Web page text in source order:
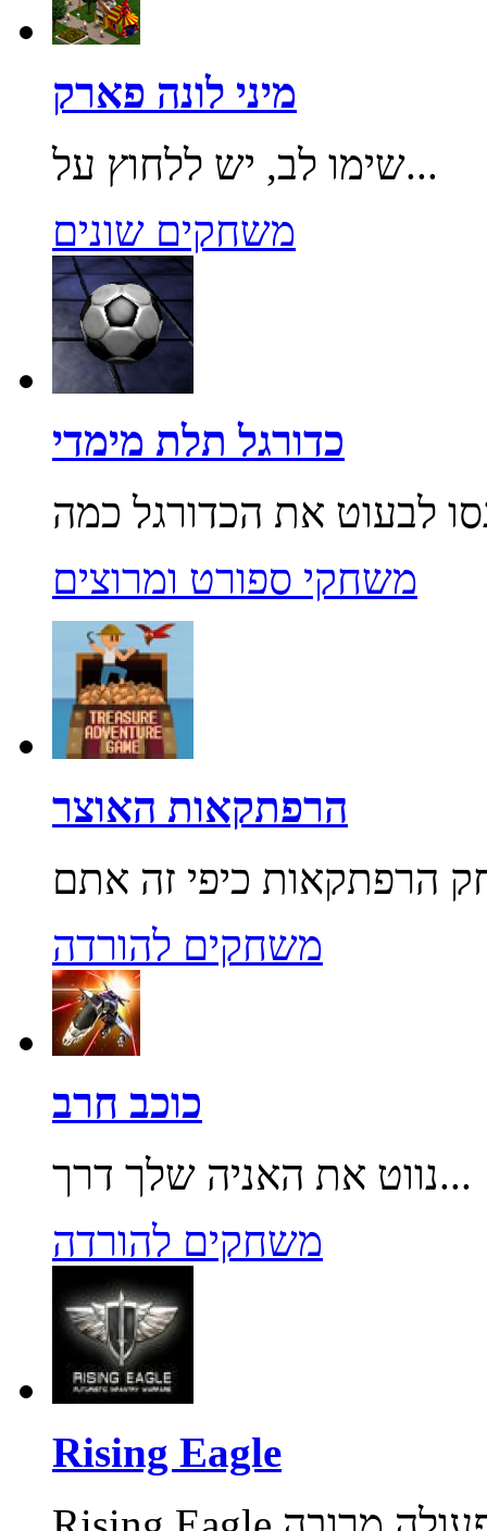
מיני לונה פארק
שימו לב, יש ללחוץ על...
משחקים שונים
כדורגל תלת מימדי
משחקי ספורט ומרוצים
הרפתקאות האוצר
משחקים להורדה
כוכב חרב
נווט את האניה שלך דרך...
משחקים להורדה
Rising Eagle